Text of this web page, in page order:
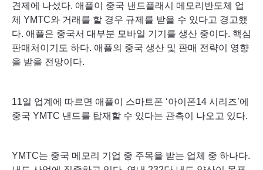
견제에 나섰다. 애플이 중국 낸드플래시 메모리반도체 업
체 YMTC와 거래를 할 경우 규제를 받을 수 있다고 경고했
다. 애플은 중국서 대부분 모바일 기기를 생산 중이다. 핵심
판매처이기도 하다. 애플의 중국 생산 및 판매 전략이 영향
을 받을 전망이다.
11일 업계에 따르면 애플이 스마트폰 ‘아이폰14 시리즈’에
중국 YMTC 낸드를 탑재할 수 있다는 관측이 나오고 있다.
YMTC는 중국 메모리 기업 중 주목을 받는 업체 중 하나다.